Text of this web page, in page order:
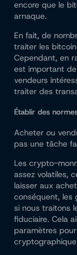
encore que le
arnaque.
En fait, de
traiter les
Cependant, en
est important
vendeurs
traiter des
Établir des
Acheter ou
pas une tâche
Les crypto-
assez volatiles,
laisser aux
conséquent, les
si nous traitons
fiduciaire. Cela
paramètres